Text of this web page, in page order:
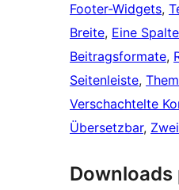
Footer-Widgets,
Breite, Eine Spalte
Beitragsformate,
Seitenleiste,
Verschachtelte
Übersetzbar,
Downloads